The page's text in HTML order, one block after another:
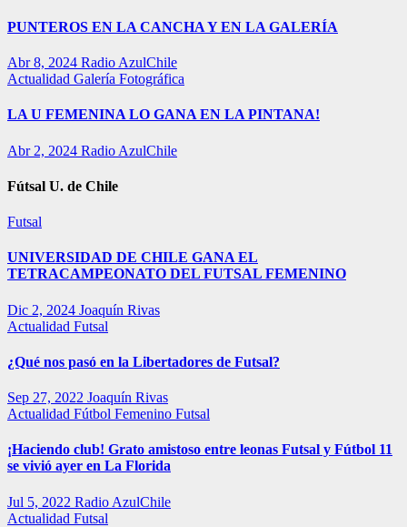
PUNTEROS EN LA CANCHA Y EN LA GALERÍA
Abr 8, 2024 Radio AzulChile
Actualidad Galería Fotográfica
LA U FEMENINA LO GANA EN LA PINTANA!
Abr 2, 2024 Radio AzulChile
Fútsal U. de Chile
Futsal
UNIVERSIDAD DE CHILE GANA EL
TETRACAMPEONATO DEL FUTSAL FEMENINO
Dic 2, 2024 Joaquín Rivas
Actualidad Futsal
¿Qué nos pasó en la Libertadores de Futsal?
Sep 27, 2022 Joaquín Rivas
Actualidad Fútbol Femenino Futsal
¡Haciendo club! Grato amistoso entre leonas Futsal y Fútbol 11
se vivió ayer en La Florida
Jul 5, 2022 Radio AzulChile
Actualidad Futsal